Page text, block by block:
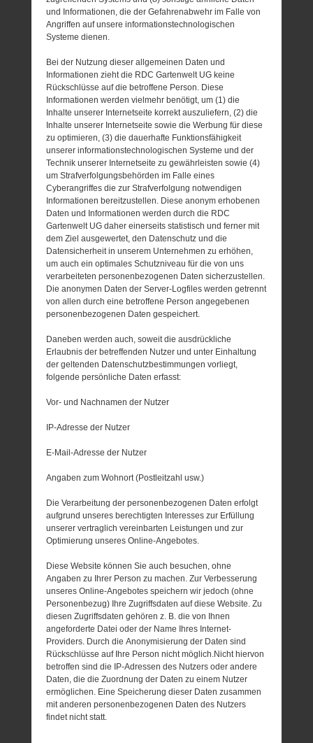
und Informationen, die der Gefahrenabwehr im Falle von
Angriffen auf unsere informationstechnologischen
Systeme dienen.
Bei der Nutzung dieser allgemeinen Daten und
Informationen zieht die RDC Gartenwelt UG keine
Rückschlüsse auf die betroffene Person. Diese
Informationen werden vielmehr benötigt, um (1) die
Inhalte unserer Internetseite korrekt auszuliefern, (2) die
Inhalte unserer Internetseite sowie die Werbung für diese
zu optimieren, (3) die dauerhafte Funktionsfähigkeit
unserer informationstechnologischen Systeme und der
Technik unserer Internetseite zu gewährleisten sowie (4)
um Strafverfolgungsbehörden im Falle eines
Cyberangriffes die zur Strafverfolgung notwendigen
Informationen bereitzustellen. Diese anonym erhobenen
Daten und Informationen werden durch die RDC
Gartenwelt UG daher einerseits statistisch und ferner mit
dem Ziel ausgewertet, den Datenschutz und die
Datensicherheit in unserem Unternehmen zu erhöhen,
um auch ein optimales Schutzniveau für die von uns
verarbeiteten personenbezogenen Daten sicherzustellen.
Die anonymen Daten der Server-Logfiles werden getrennt
von allen durch eine betroffene Person angegebenen
personenbezogenen Daten gespeichert.
Daneben werden auch, soweit die ausdrückliche
Erlaubnis der betreffenden Nutzer und unter Einhaltung
der geltenden Datenschutzbestimmungen vorliegt,
folgende persönliche Daten erfasst:
Vor- und Nachnamen der Nutzer
IP-Adresse der Nutzer
E-Mail-Adresse der Nutzer
Angaben zum Wohnort (Postleitzahl usw.)
Die Verarbeitung der personenbezogenen Daten erfolgt
aufgrund unseres berechtigten Interesses zur Erfüllung
unserer vertraglich vereinbarten Leistungen und zur
Optimierung unseres Online-Angebotes.
Diese Website können Sie auch besuchen, ohne
Angaben zu Ihrer Person zu machen. Zur Verbesserung
unseres Online-Angebotes speichern wir jedoch (ohne
Personenbezug) Ihre Zugriffsdaten auf diese Website. Zu
diesen Zugriffsdaten gehören z. B. die von Ihnen
angeforderte Datei oder der Name Ihres Internet-
Providers. Durch die Anonymisierung der Daten sind
Rückschlüsse auf Ihre Person nicht möglich.Nicht hiervon
betroffen sind die IP-Adressen des Nutzers oder andere
Daten, die die Zuordnung der Daten zu einem Nutzer
ermöglichen. Eine Speicherung dieser Daten zusammen
mit anderen personenbezogenen Daten des Nutzers
findet nicht statt.